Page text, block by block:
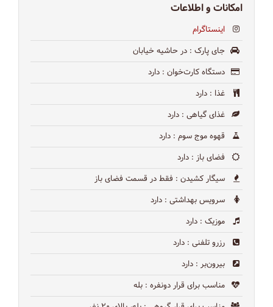
امکانات و اطلاعات
اینستاگرام
جای پارک : در حاشیه خیابان
دستگاه کارت‌خوان : دارد
غذا : دارد
غذای گیاهی : دارد
قهوه موج سوم : دارد
فضای باز : دارد
سیگار کشیدن : فقط در قسمت فضای باز
سرویس بهداشتی : دارد
موزیک : دارد
رزرو تلفنی : دارد
بیرون‌بر : دارد
مناسب برای قرار دونفره : بله